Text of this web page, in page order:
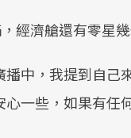
經濟艙還有零星幾
中，我提到自己
一些，如果有任